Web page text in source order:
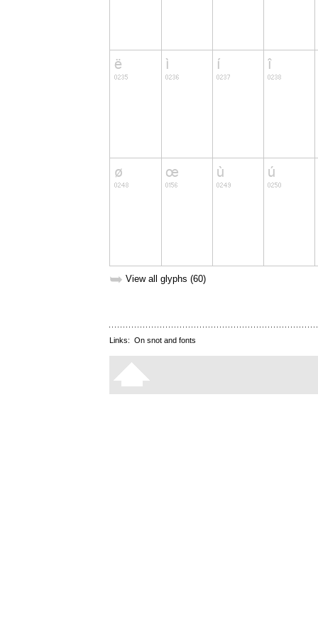
➥ View all glyphs (60)
Links: On snot and fonts